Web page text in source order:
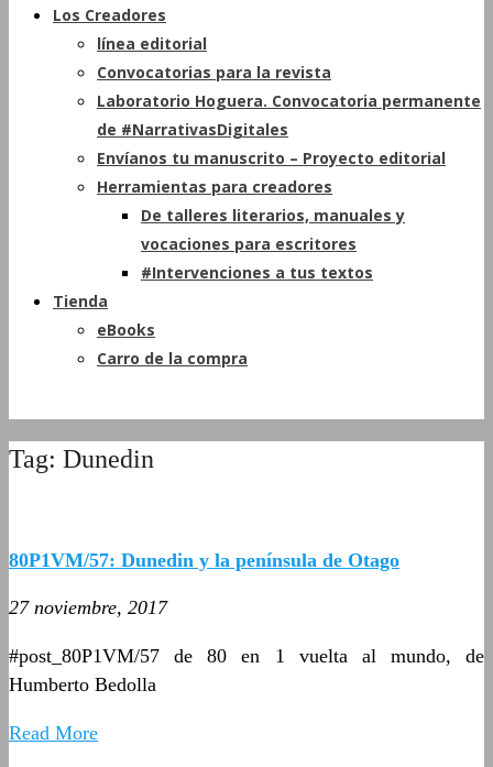
Los Creadores
línea editorial
Convocatorias para la revista
Laboratorio Hoguera. Convocatoria permanente
de #NarrativasDigitales
Envíanos tu manuscrito – Proyecto editorial
Herramientas para creadores
De talleres literarios, manuales y
vocaciones para escritores
#Intervenciones a tus textos
Tienda
eBooks
Carro de la compra
Tag: Dunedin
80P1VM/57: Dunedin y la península de Otago
27 noviembre, 2017
#post_80P1VM/57 de 80 en 1 vuelta al mundo, de
Humberto Bedolla
Read More